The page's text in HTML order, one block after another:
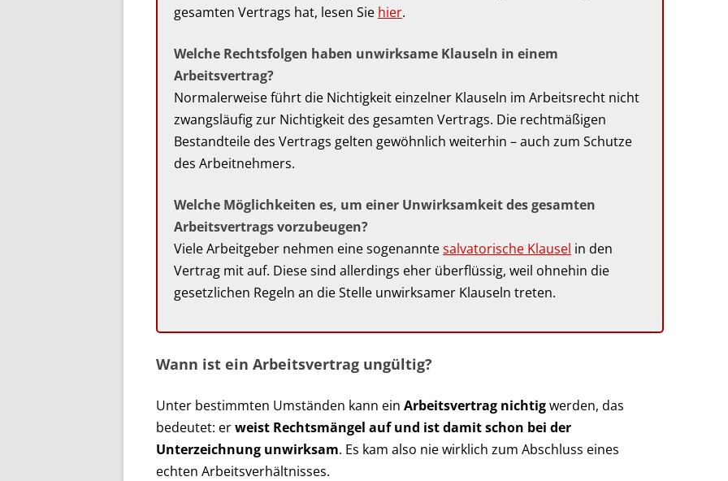
gesamten Vertrags hat, lesen Sie hier.
Welche Rechtsfolgen haben unwirksame Klauseln in einem
Arbeitsvertrag?
Normalerweise führt die Nichtigkeit einzelner Klauseln im Arbeitsrecht nicht
zwangsläufig zur Nichtigkeit des gesamten Vertrags. Die rechtmäßigen
Bestandteile des Vertrags gelten gewöhnlich weiterhin – auch zum Schutze
des Arbeitnehmers.
Welche Möglichkeiten es, um einer Unwirksamkeit des gesamten
Arbeitsvertrags vorzubeugen?
Viele Arbeitgeber nehmen eine sogenanntesalvatorische Klausel in den
Vertrag mit auf. Diese sind allerdings eher überflüssig, weil ohnehin die
gesetzlichen Regeln an die Stelle unwirksamer Klauseln treten.
Wann ist ein Arbeitsvertrag ungültig?
Unter bestimmten Umständen kann ein Arbeitsvertrag nichtigwerden, das
bedeutet: erweist Rechtsmängel auf und ist damit schon bei der
Unterzeichnung unwirksam. Es kam also nie wirklich zum Abschluss eines
echten Arbeitsverhältnisses.